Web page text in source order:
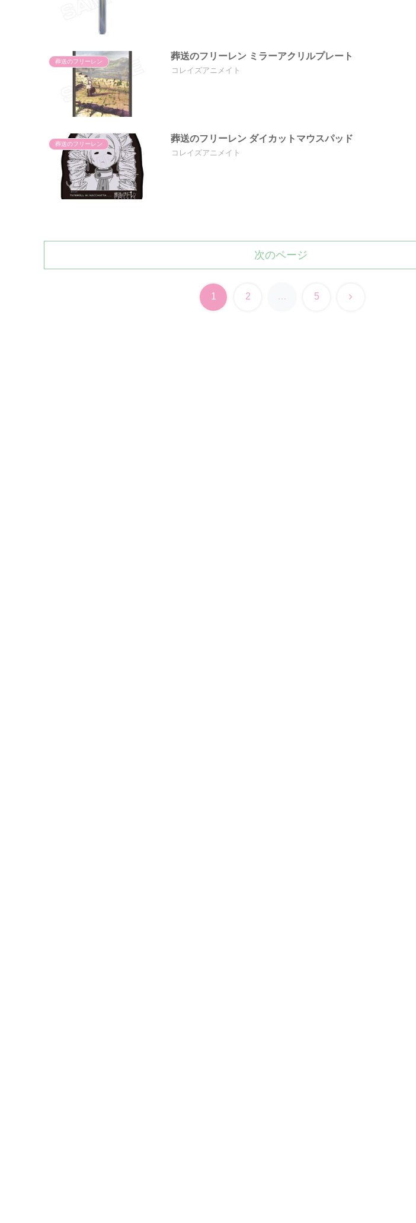
葬送のフリーレン
葬送のフリーレン ミラーアクリルプレート
コレイズアニメイト
葬送のフリーレン
葬送のフリーレン ダイカットマウスパッド
コレイズアニメイト
次のページ
1 2 … 5 次